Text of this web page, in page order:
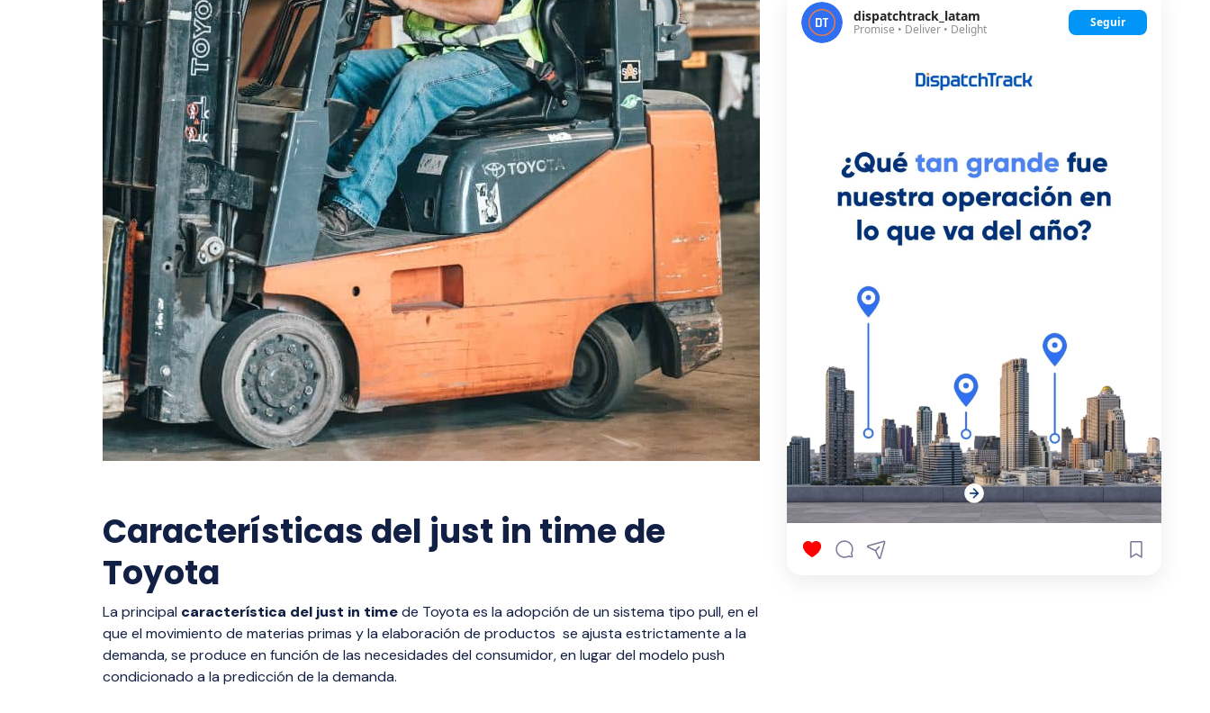
Características del just in time de
Toyota
La principal característica del just in timede Toyota es la adopción de un sistema tipo pull, en el
que el movimiento de materias primas y la elaboración de productos se ajusta estrictamente a la
demanda, se produce en función de las necesidades del consumidor, en lugar del modelo push
condicionado a la predicción de la demanda.
dispatchtrack_latam
Promise • Deliver • Delight Seguir